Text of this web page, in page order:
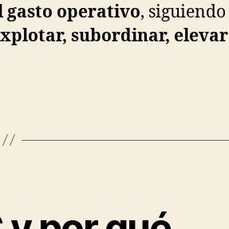
operativo, siguiendo
subordinar, elevar